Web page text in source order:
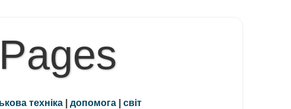
техніка | допомога | світ